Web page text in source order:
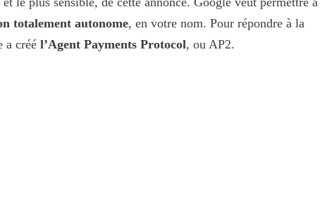
totalement autonome, en votre nom. Pour répondre à la
a créé l’Agent Payments Protocol, ou AP2.